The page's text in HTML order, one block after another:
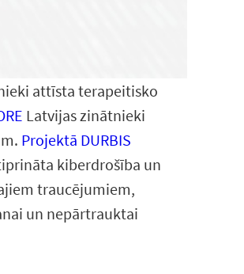
attīsta terapeitisko
Latvijas zinātnieki
Projektā DURBIS
kiberdrošība un
traucējumiem,
un nepārtrauktai